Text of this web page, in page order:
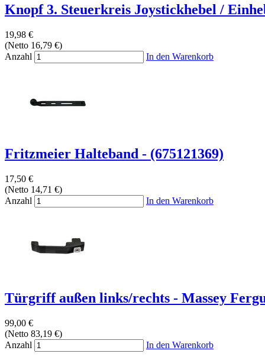
Knopf 3. Steuerkreis Joystickhebel /
19,98 €
(Netto 16,79 €)
Anzahl
In den Warenkorb
Fritzmeier Halteband - (675121369)
17,50 €
(Netto 14,71 €)
Anzahl
In den Warenkorb
Türgriff außen links/rechts - Massey
99,00 €
(Netto 83,19 €)
Anzahl
In den Warenkorb